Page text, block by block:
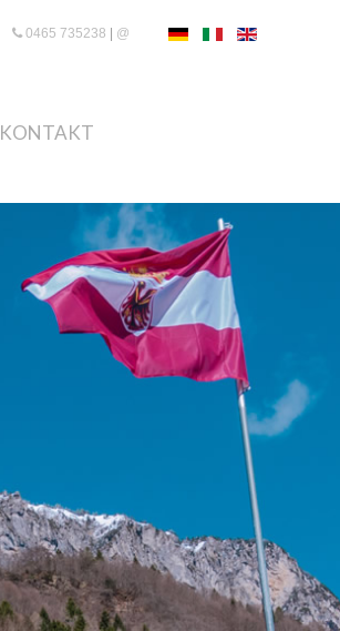
0465 735238 @
KONTAKT